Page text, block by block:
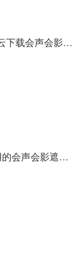
如何利用百度云下载会声会影素材礼包
650款漂亮实用的会声会影遮罩素材